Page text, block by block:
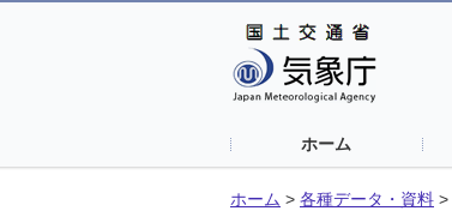
ホーム
ホーム > 各種データ・資料 >